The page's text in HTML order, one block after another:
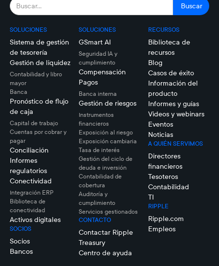
SOLUCIONES
Sistema de gestión
de tesorería
Gestión de liquidez
Contabilidad y libro
mayor
Banca
Pronóstico de flujo
de caja
Capital de trabajo
Cuentas por cobrar y
pagar
Conciliación
Informes
regulatorios
Conectividad
Integración ERP
Biblioteca de
conectividad
Activos digitales
SOCIOS
Socios
Bancos
SOLUCIONES
GSmart AI
Seguridad IA y
cumplimiento
Compensación
Pagos
Banca interna
Gestión de riesgos
Instrumentos
financieros
Exposición al riesgo
Exposición cambiaria
Tasa de interés
Gestión del ciclo de
deuda e inversión
Contabilidad de
cobertura
Auditoría y
cumplimiento
Servicios gestionados
CONTACTO
Contactar Ripple
Treasury
Centro de ayuda
RECURSOS
Biblioteca de
recursos
Blog
Casos de éxito
Información del
producto
Informes y guías
Videos y webinars
Eventos
Noticias
A QUIÉN SERVIMOS
Directores
financieros
Tesoteros
Contabilidad
TI
RIPPLE
Ripple.com
Empleos